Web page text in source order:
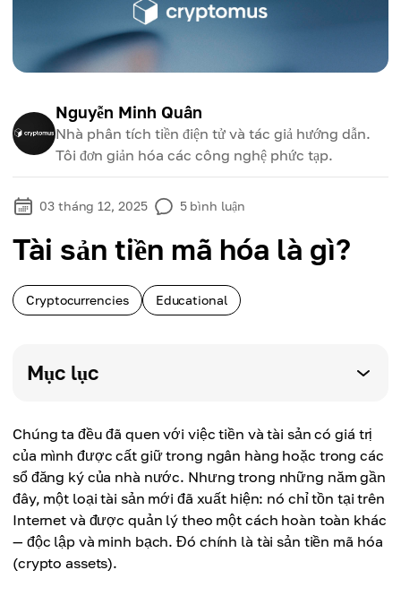
Nguyễn Minh Quân
Nhà phân tích tiền điện tử và tác giả hướng dẫn.
Tôi đơn giản hóa các công nghệ phức tạp.
03 tháng 12, 2025 5 bình luận
Tài sản tiền mã hóa là gì?
Cryptocurrencies Educational
Mục lục
Chúng ta đều đã quen với việc tiền và tài sản có giá trị
của mình được cất giữ trong ngân hàng hoặc trong các
sổ đăng ký của nhà nước. Nhưng trong những năm gần
đây, một loại tài sản mới đã xuất hiện: nó chỉ tồn tại trên
Internet và được quản lý theo một cách hoàn toàn khác
— độc lập và minh bạch. Đó chính là tài sản tiền mã hóa
(crypto assets).